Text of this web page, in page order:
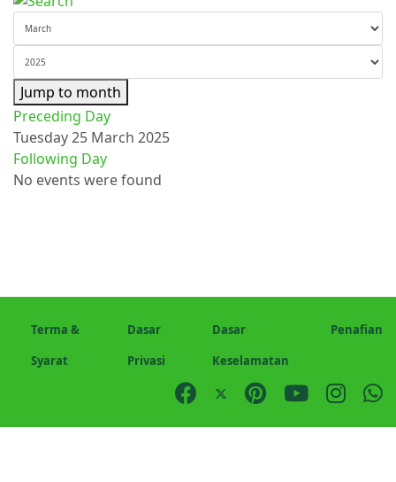
Jump to month
Preceding Day
Tuesday 25 March 2025
Following Day
No events were found
Terma &
Syarat
Dasar
Privasi
Dasar
Keselamatan
Penafian